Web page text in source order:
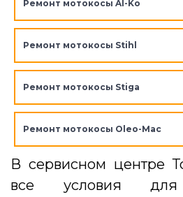
Ремонт мотокосы Al-Ko
Ремонт мотокосы Stihl
Ремонт мотокосы Stiga
Ремонт мотокосы Oleo-Mac
В сервисном центре
все условия для